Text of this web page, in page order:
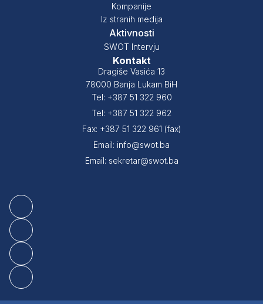
Kompanije
Iz stranih medija
Aktivnosti
SWOT Intervju
Kontakt
Dragiše Vasića 13
78000 Banja Lukam BiH
Tel: +387 51 322 960
Tel: +387 51 322 962
Fax: +387 51 322 961 (fax)
Email: info@swot.ba
Email: sekretar@swot.ba